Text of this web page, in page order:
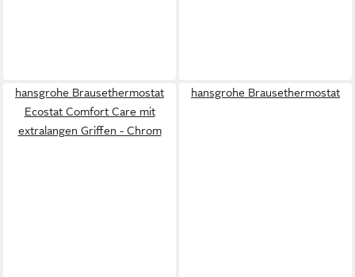
hansgrohe Brausethermostat
Ecostat Comfort Care mit
extralangen Griffen - Chrom
hansgrohe Brausethermostat